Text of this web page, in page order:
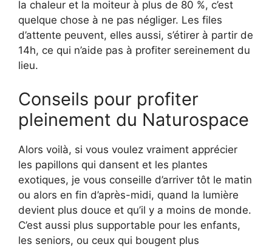
la chaleur et la moiteur à plus de 80 %, c’est
quelque chose à ne pas négliger. Les files
d’attente peuvent, elles aussi, s’étirer à partir de
14h, ce qui n’aide pas à profiter sereinement du
lieu.
Conseils pour profiter
pleinement du Naturospace
Alors voilà, si vous voulez vraiment apprécier
les papillons qui dansent et les plantes
exotiques, je vous conseille d’arriver tôt le matin
ou alors en fin d’après-midi, quand la lumière
devient plus douce et qu’il y a moins de monde.
C’est aussi plus supportable pour les enfants,
les seniors, ou ceux qui bougent plus